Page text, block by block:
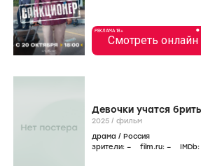
РЕКЛАМА 18+
Смотреть онлайн
Девочки учатся
2025 / фильм
драма / Россия
зрители: – film.ru: – IMDb: